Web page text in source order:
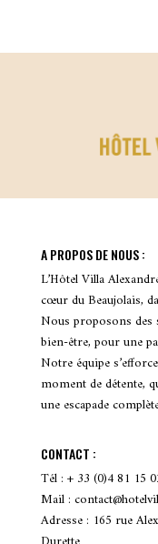
A PROPOS DE NOUS :
L’Hôtel Villa
cœur du Beaujolais,
Nous proposons
bien-être, pour une
Notre équipe
moment de détente,
une escapade
CONTACT :
Tél : + 33 (0)4 81 15
Mail :
Adresse : 165 rue